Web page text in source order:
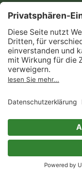
AGB
Informationen nach
Act
Verträge hier
Impressum